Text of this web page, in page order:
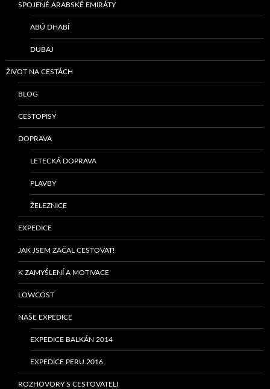
SPOJENÉ ARABSKÉ EMIRÁTY
ABÚ DHABÍ
DUBAJ
ŽIVOT NA CESTÁCH
BLOG
CESTOPISY
DOPRAVA
LETECKÁ DOPRAVA
PLAVBY
ŽELEZNICE
EXPEDICE
JAK JSEM ZAČAL CESTOVAT!
K ZAMYŠLENÍ A MOTIVACE
LOWCOST
NAŠE EXPEDICE
EXPEDICE BALKÁN 2014
EXPEDICE PERU 2016
ROZHOVORY S CESTOVATELI